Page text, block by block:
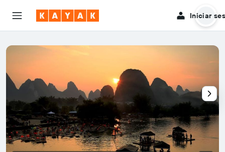
Iniciar